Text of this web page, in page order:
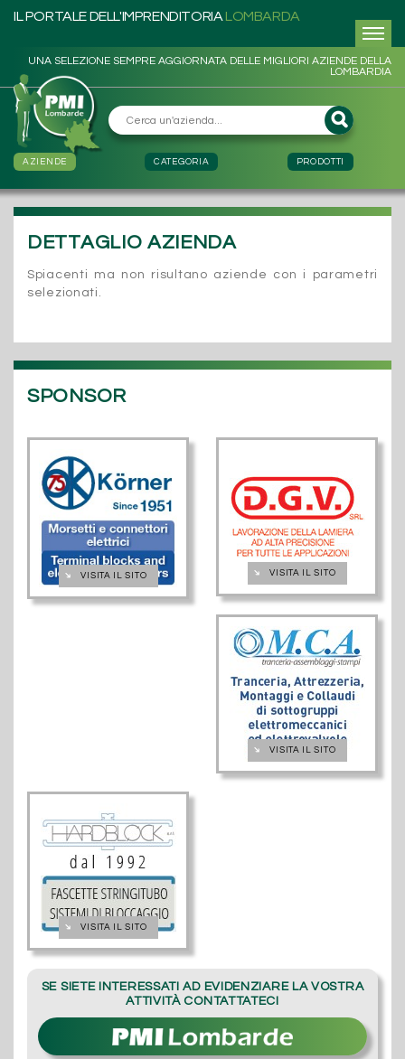
IL PORTALE DELL'IMPRENDITORIA LOMBARDA
UNA SELEZIONE SEMPRE AGGIORNATA DELLE MIGLIORI AZIENDE DELLA
LOMBARDIA
AZIENDE CATEGORIA PRODOTTI
DETTAGLIO AZIENDA
Spiacenti ma non risultano aziende con i parametri
selezionati.
SPONSOR
➔ VISITA IL SITO ➔ VISITA IL SITO
➔ VISITA IL SITO
➔ VISITA IL SITO
SE SIETE INTERESSATI AD EVIDENZIARE LA VOSTRA
ATTIVITÀ CONTATTATECI